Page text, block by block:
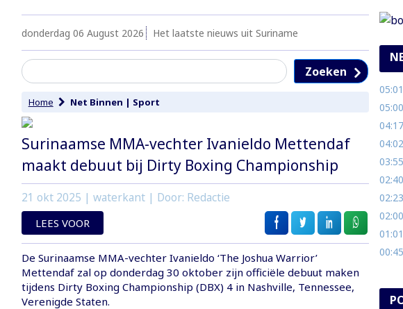
donderdag 06 August 2026 Het laatste nieuws uit Suriname
Zoeken
Home Net Binnen | Sport
Surinaamse MMA-vechter Ivanieldo Mettendaf
maakt debuut bij Dirty Boxing Championship
21 okt 2025 | waterkant | Door: Redactie
LEES VOOR
De Surinaamse MMA-vechter Ivanieldo ‘The Joshua Warrior’
Mettendaf zal op donderdag 30 oktober zijn officiële debuut maken
tijdens Dirty Boxing Championship (DBX) 4 in Nashville, Tennessee,
Verenigde Staten.
05:01
05:00
04:17
04:02
03:55
02:40
02:23
02:00
01:01
00:45